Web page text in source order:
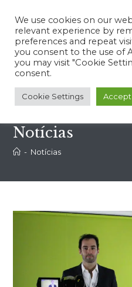
Notícias
- Notícias
We use cookies on our
relevant experience by
preferences and repeat
you consent to the use of
you may visit "Cookie
consent.
Cookie Settings Accept